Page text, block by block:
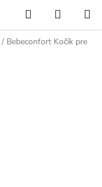
Hľadať
KOŠÍK
/ Bebeconfort Kočík pre